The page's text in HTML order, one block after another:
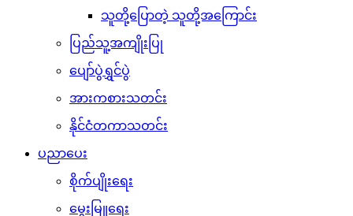
သူတို့ပြောတဲ့ သူတို့အကြောင်း
ပြည်သူ့အကျိုးပြု
ပျော်ပွဲရွှင်ပွဲ
အားကစားသတင်း
နိုင်ငံတကာသတင်း
ပညာပေး
စိုက်ပျိုးရေး
မွေးမြူရေး